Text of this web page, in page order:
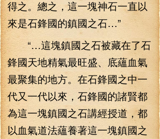
得之。總之，這一塊神石一直以
來是石鋒國的鎮國之石…”
“…這塊鎮國之石被藏在了石
鋒國天地精氣最旺盛、底蘊血氣
最聚集的地方。在石鋒國之中一
代又一代以來，石鋒國的諸賢都
為這一塊鎮國之石講經授道，都
以血氣道法蘊養著這一塊鎮國之